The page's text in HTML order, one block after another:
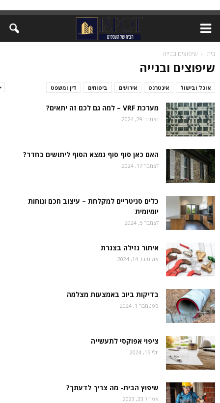
בית שיפוצים ובנייה
שיפוצים ובנייה
אוכל ובישול אינטרנט אירועים ביטוחים
דין ומשפט
מערכת VRF – למה גם לכם זה יתאים?
דצמבר 29, 2024
האם כאן סוף סוף נמצא הסוף ליתושים בחדר?
דצמבר 17, 2024
כלים סניטריים למקלחת – עיצוב חכם ונוחות
יומיומית
דצמבר 5, 2024
איתור נזילה בצנרת
אוקטובר 14, 2024
בדיקות ביוב באמצעות מצלמה
ספטמבר 1, 2024
ציפוי אפוקסי לתעשייה
יולי 15, 2024
שיפוץ הבית- מה צריך לדעתך?
אפריל 23, 2023